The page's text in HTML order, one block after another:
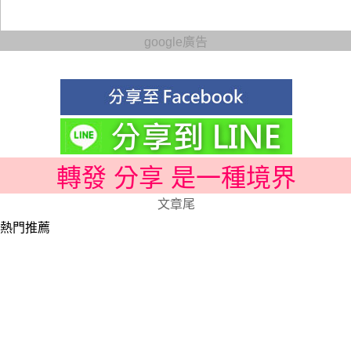
google廣告
轉發 分享 是一種境界
文章尾
熱門推薦